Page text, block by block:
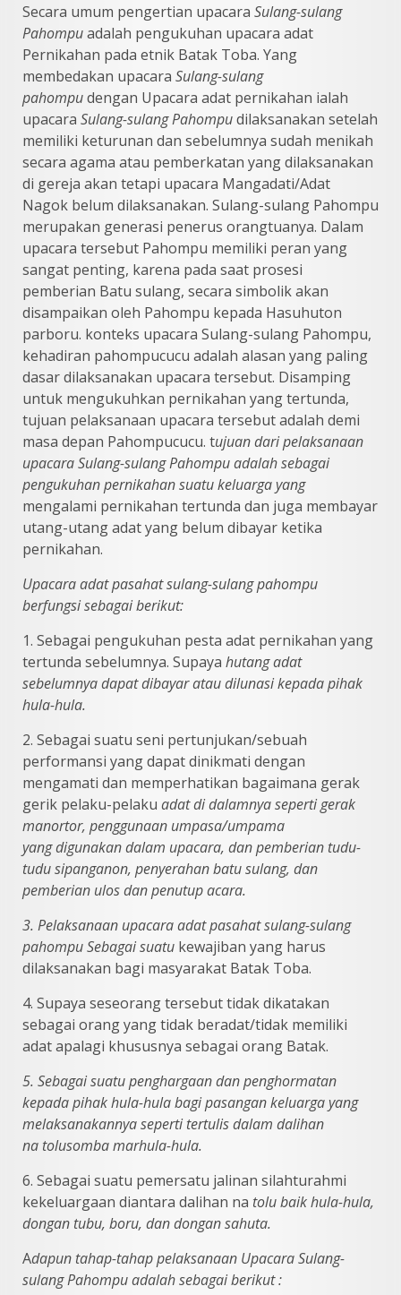
Secara umum pengertian upacara Sulang-sulang
Pahompuadalah pengukuhan upacara adat
Pernikahan pada etnik Batak Toba. Yang
membedakan upacara Sulang-sulang
pahompudengan Upacara adat pernikahan ialah
upacara Sulang-sulang Pahompudilaksanakan setelah
memiliki keturunan dan sebelumnya sudah menikah
secara agama atau pemberkatan yang dilaksanakan
di gereja akan tetapi upacara Mangadati/Adat
Nagok belum dilaksanakan. Sulang-sulang Pahompu
merupakan generasi penerus orangtuanya. Dalam
upacara tersebut Pahompu memiliki peran yang
sangat penting, karena pada saat prosesi
pemberian Batu sulang, secara simbolik akan
disampaikan oleh Pahompu kepada Hasuhuton
parboru. konteks upacara Sulang-sulang Pahompu,
kehadiran pahompucucu adalah alasan yang paling
dasar dilaksanakan upacara tersebut. Disamping
untuk mengukuhkan pernikahan yang tertunda,
tujuan pelaksanaan upacara tersebut adalah demi
masa depan Pahompucucu. tujuan dari pelaksanaan
upacaraSulang-sulang Pahompu adalah sebagai
pengukuhan pernikahan suatu keluarga yang
mengalami pernikahan tertunda dan juga membayar
utang-utang adat yang belum dibayar ketika
pernikahan.
Upacara adat pasahat sulang-sulang pahompu
berfungsi sebagai berikut:
1. Sebagai pengukuhan pesta adat pernikahan yang
tertunda sebelumnya. Supaya hutang adat
sebelumnya dapat dibayar atau dilunasi kepada pihak
hula-hula.
2. Sebagai suatu seni pertunjukan/sebuah
performansi yang dapat dinikmati dengan
mengamati dan memperhatikan bagaimana gerak
gerik pelaku-pelaku adat di dalamnya seperti gerak
manortor, penggunaan umpasa/umpama
yangdigunakan dalam upacara, dan pemberian tudu-
tudu sipanganon, penyerahanbatu sulang, dan
pemberian ulos dan penutup acara.
3. Pelaksanaan upacara adat pasahat sulang-sulang
pahompu Sebagai suatu kewajiban yang harus
dilaksanakan bagi masyarakat Batak Toba.
4. Supaya seseorang tersebut tidak dikatakan
sebagai orang yang tidak beradat/tidak memiliki
adat apalagi khususnya sebagai orang Batak.
5. Sebagai suatu penghargaan dan penghormatan
kepada pihak hula-hula bagipasangan keluarga yang
melaksanakannya seperti tertulis dalam dalihan
na tolusomba marhula-hula.
6. Sebagai suatu pemersatu jalinan silahturahmi
kekeluargaan diantara dalihan na tolu baik hula-hula,
dongan tubu, boru, dan dongan sahuta.
Adapun tahap-tahap pelaksanaan UpacaraSulang-
sulang Pahompu adalah sebagai berikut :